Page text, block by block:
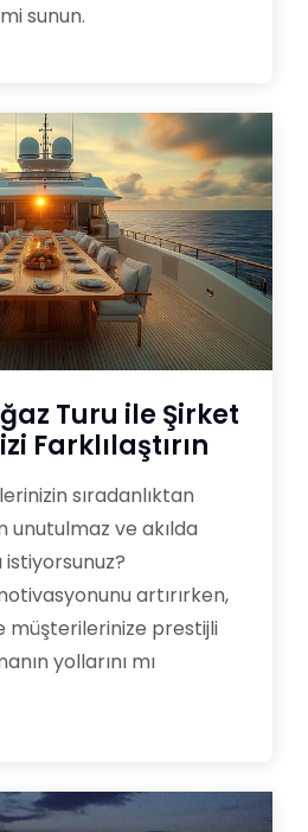
sunun.
Turu ile Şirket
Farklılaştırın
sıradanlıktan
unutulmaz ve akılda
istiyorsunuz?
artırırken,
müşterilerinize prestijli
yollarını mı